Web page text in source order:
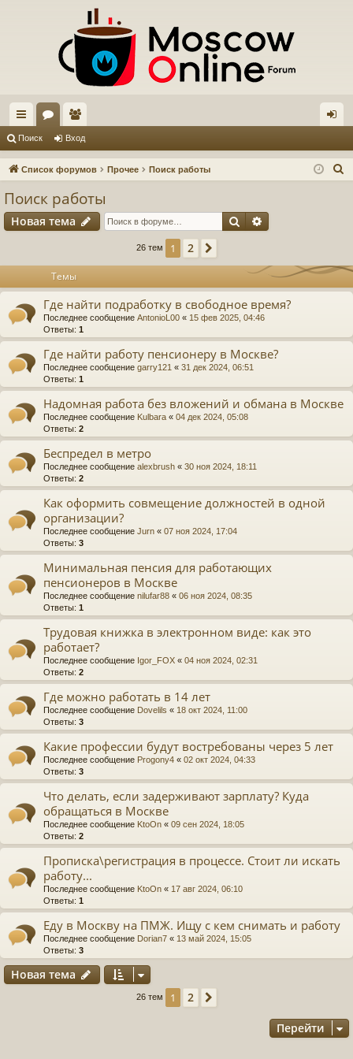
с
ы ум
ол
ьз
ел
д
Поиск Вход
Список форумов Прочее Поиск работы
Поиск работы
Новая тема Поиск
26 тем 1 2
Темы
Где найти подработку в свободное время?
Последнее сообщение AntonioL00 « 15 фев 2025, 04:46
Ответы: 1
Где найти работу пенсионеру в Москве?
Последнее сообщение garry121 « 31 дек 2024, 06:51
Ответы: 1
Надомная работа без вложений и обмана в Москве
Последнее сообщение Kulbara « 04 дек 2024, 05:08
Ответы: 2
Беспредел в метро
Последнее сообщение alexbrush « 30 ноя 2024, 18:11
Ответы: 2
Как оформить совмещение должностей в одной
организации?
Последнее сообщение Jurn « 07 ноя 2024, 17:04
Ответы: 3
Минимальная пенсия для работающих
пенсионеров в Москве
Последнее сообщение nilufar88 « 06 ноя 2024, 08:35
Ответы: 1
Трудовая книжка в электронном виде: как это
работает?
Последнее сообщение Igor_FOX « 04 ноя 2024, 02:31
Ответы: 2
Где можно работать в 14 лет
Последнее сообщение Dovelils « 18 окт 2024, 11:00
Ответы: 3
Какие профессии будут востребованы через 5 лет
Последнее сообщение Progony4 « 02 окт 2024, 04:33
Ответы: 3
Что делать, если задерживают зарплату? Куда
обращаться в Москве
Последнее сообщение KtoOn « 09 сен 2024, 18:05
Ответы: 2
Прописка\регистрация в процессе. Стоит ли искать
работу...
Последнее сообщение KtoOn « 17 авг 2024, 06:10
Ответы: 1
Еду в Москву на ПМЖ. Ищу с кем снимать и работу
Последнее сообщение Dorian7 « 13 май 2024, 15:05
Ответы: 3
Новая тема
26 тем 1 2
Перейти